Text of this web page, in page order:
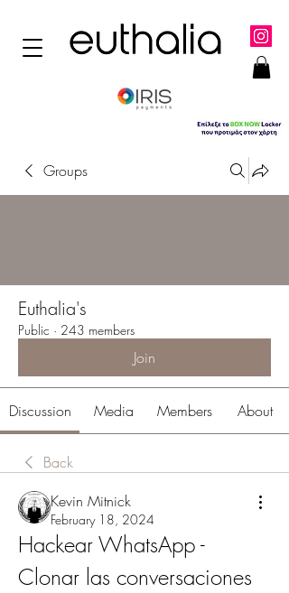
Groups
Euthalia's
Public · 243 members
Join
Discussion Media Members About
Back
Kevin Mitnick
February 18, 2024
Hackear WhatsApp -
Clonar las conversaciones